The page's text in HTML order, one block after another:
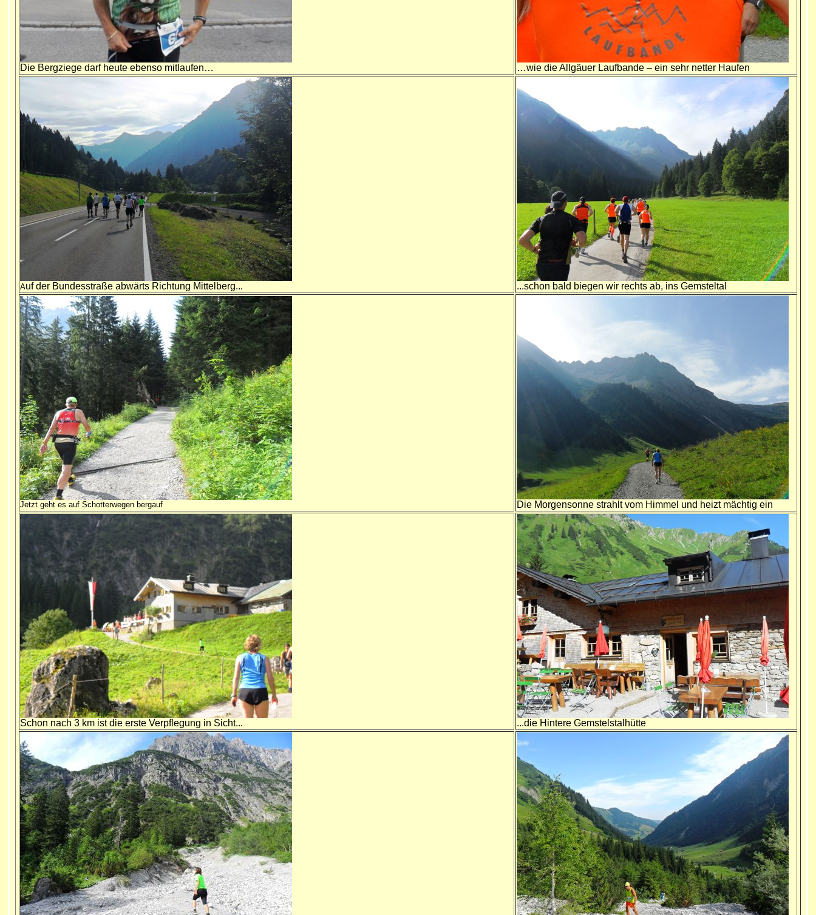
Die Bergziege darf heute ebenso mitlaufen… …wie die Allgäuer Laufbande – ein sehr netter Haufen
Auf der Bundesstraße abwärts Richtung Mittelberg... ...schon bald biegen wir rechts ab, ins Gemsteltal
Jetzt geht es auf Schotterwegen bergauf Die Morgensonne strahlt vom Himmel und heizt mächtig ein
Schon nach 3 km ist die erste Verpflegung in Sicht... ...die Hintere Gemstelstalhütte